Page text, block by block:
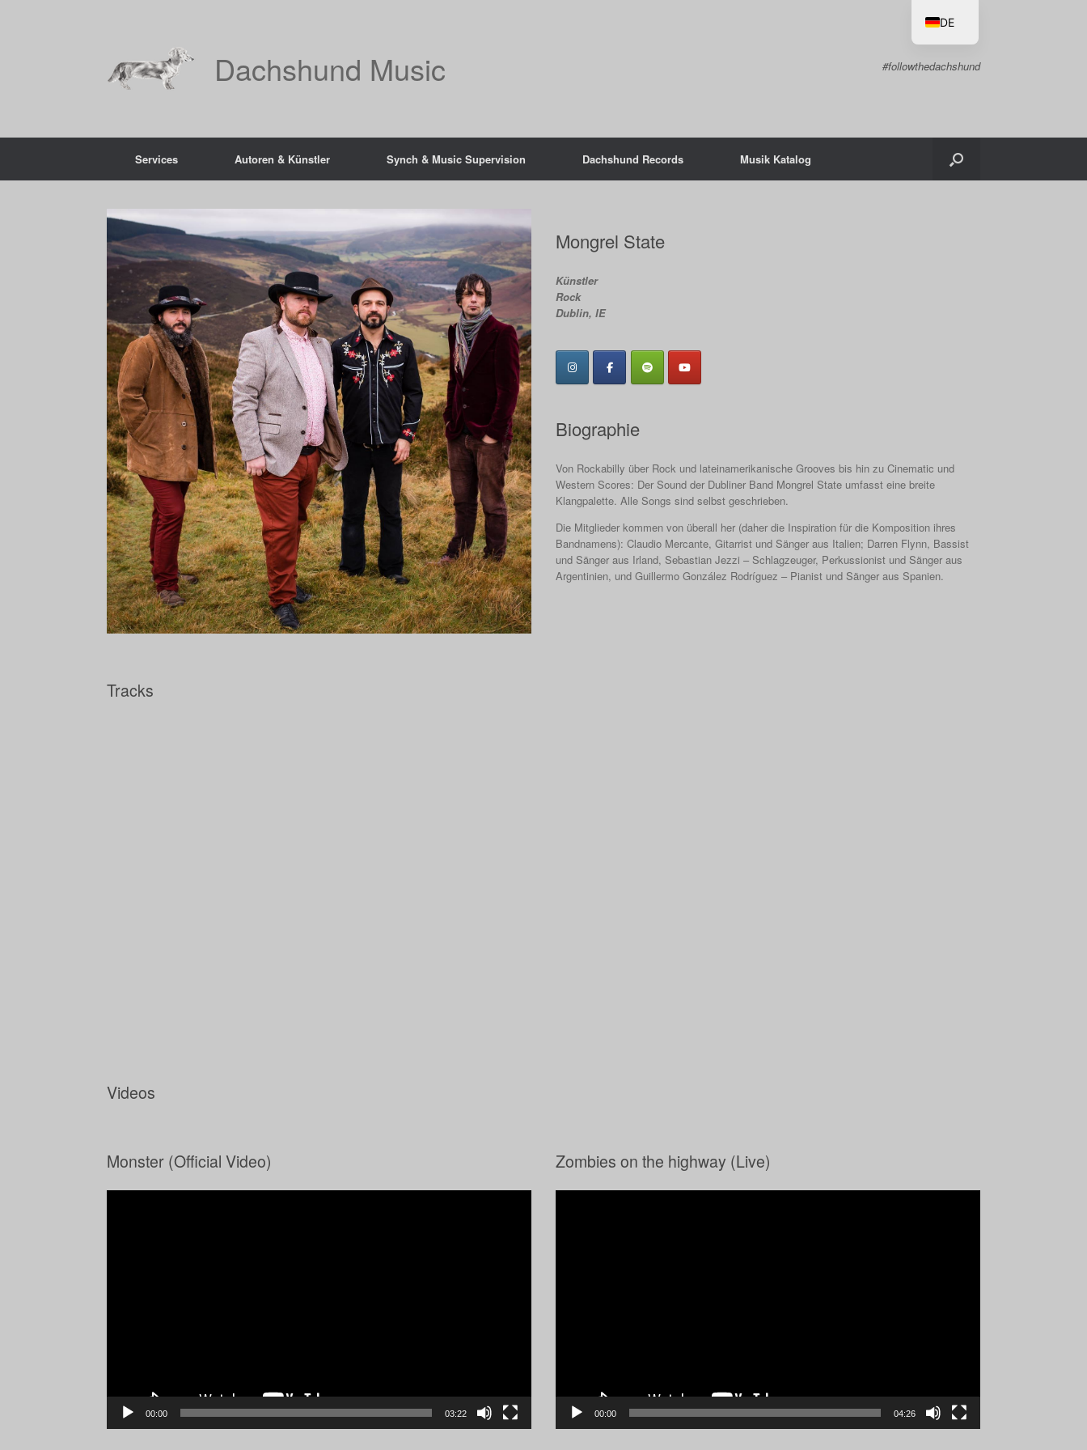
Dachshund Music #followthedachshund
Services Autoren & Künstler Synch & Music Supervision Dachshund Records Musik Katalog
Mongrel State
Künstler
Rock
Dublin, IE
Biographie
Von Rockabilly über Rock und lateinamerikanische Grooves bis hin zu Cinematic und
Western Scores: Der Sound der Dubliner Band Mongrel State umfasst eine breite
Klangpalette. Alle Songs sind selbst geschrieben.
Die Mitglieder kommen von überall her (daher die Inspiration für die Komposition ihres
Bandnamens): Claudio Mercante, Gitarrist und Sänger aus Italien; Darren Flynn, Bassist
und Sänger aus Irland, Sebastian Jezzi – Schlagzeuger, Perkussionist und Sänger aus
Argentinien, und Guillermo González Rodríguez – Pianist und Sänger aus Spanien.
Tracks
Videos
Monster (Official Video)
00:00 03:22
Zombies on the highway (Live)
00:00 04:26
DE
EN